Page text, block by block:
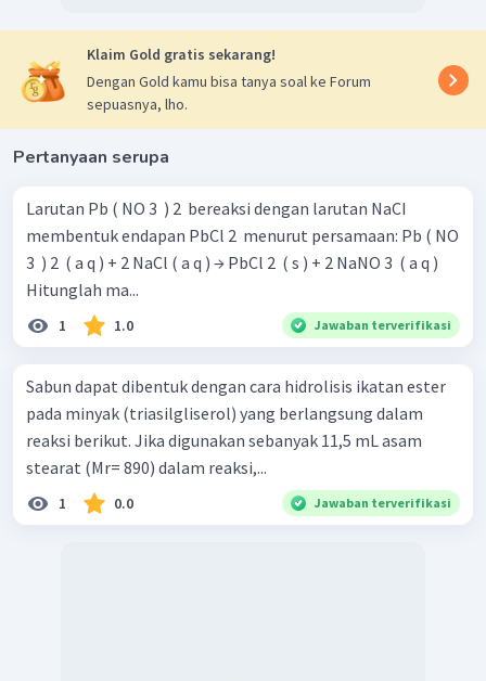
Klaim Gold gratis sekarang!
Dengan Gold kamu bisa tanya soal ke Forum
sepuasnya, lho.
Pertanyaan serupa
Larutan Pb ( NO 3 ​ ) 2 ​ bereaksi dengan larutan NaCI
membentuk endapan PbCl 2 ​ menurut persamaan: Pb ( NO
3 ​ ) 2 ​ ( a q ) + 2 NaCl ( a q ) → PbCl 2 ​ ( s ) + 2 NaNO 3 ​ ( a q )
Hitunglah ma...
1 1.0 Jawaban terverifikasi
Sabun dapat dibentuk dengan cara hidrolisis ikatan ester
pada minyak (triasilgliserol) yang berlangsung dalam
reaksi berikut. Jika digunakan sebanyak 11,5 mL asam
stearat (Mr= 890) dalam reaksi,...
1 0.0 Jawaban terverifikasi